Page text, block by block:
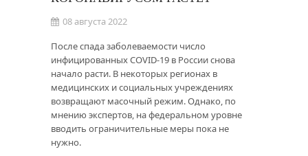
08 августа 2022
После спада заболеваемости число
инфицированных COVID-19 в России снова
начало расти. В некоторых регионах в
медицинских и социальных учреждениях
возвращают масочный режим. Однако, по
мнению экспертов, на федеральном уровне
вводить ограничительные меры пока не
нужно.